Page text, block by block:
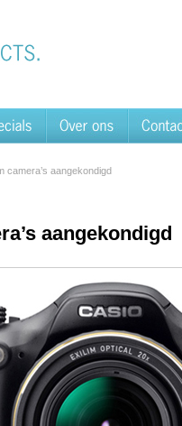
camera’s aangekondigd
aangekondigd